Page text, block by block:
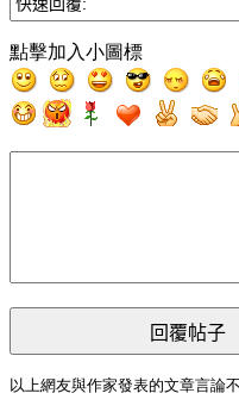
點擊加入小圖標
回覆帖子
以上網友與作家發表的文章言論